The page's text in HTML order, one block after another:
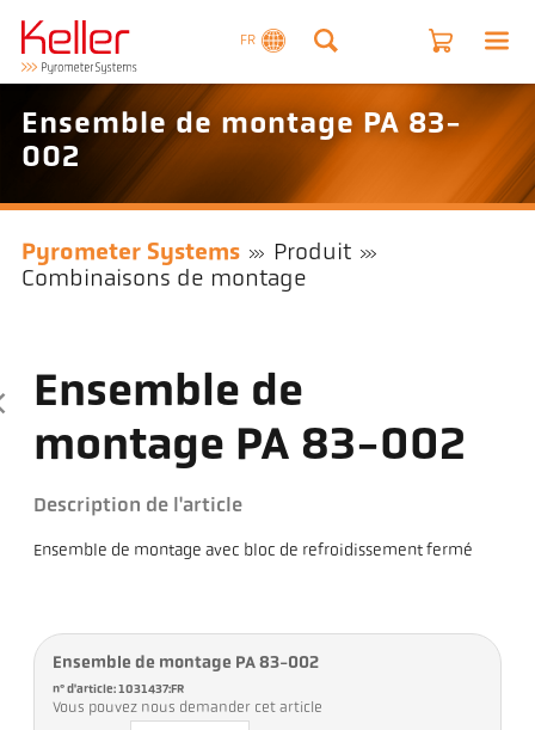
FR
Ensemble de montage PA 83-
002
Pyrometer Systems
Produit
Combinaisons de montage
Ensemble de
montage PA 83-002
Description de l'article
Ensemble de montage avec bloc de refroidissement fermé
Ensemble de montage PA 83-002
n° d'article: 1031437:FR
Vous pouvez nous demander cet article